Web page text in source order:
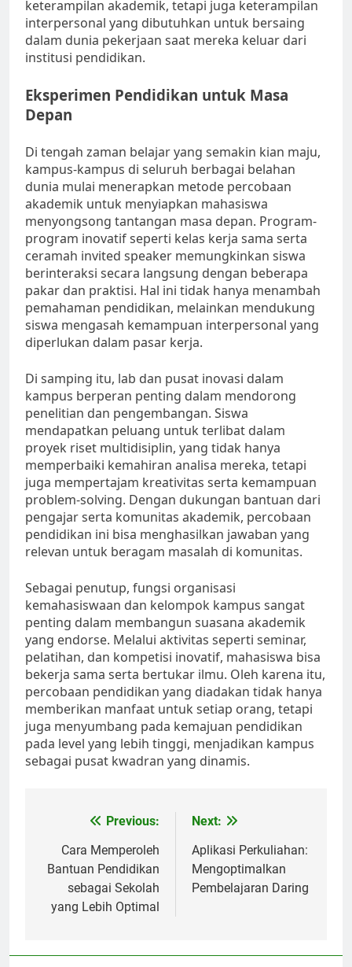
keterampilan akademik, tetapi juga keterampilan
interpersonal yang dibutuhkan untuk bersaing
dalam dunia pekerjaan saat mereka keluar dari
institusi pendidikan.
Eksperimen Pendidikan untuk Masa
Depan
Di tengah zaman belajar yang semakin kian maju,
kampus-kampus di seluruh berbagai belahan
dunia mulai menerapkan metode percobaan
akademik untuk menyiapkan mahasiswa
menyongsong tantangan masa depan. Program-
program inovatif seperti kelas kerja sama serta
ceramah invited speaker memungkinkan siswa
berinteraksi secara langsung dengan beberapa
pakar dan praktisi. Hal ini tidak hanya menambah
pemahaman pendidikan, melainkan mendukung
siswa mengasah kemampuan interpersonal yang
diperlukan dalam pasar kerja.
Di samping itu, lab dan pusat inovasi dalam
kampus berperan penting dalam mendorong
penelitian dan pengembangan. Siswa
mendapatkan peluang untuk terlibat dalam
proyek riset multidisiplin, yang tidak hanya
memperbaiki kemahiran analisa mereka, tetapi
juga mempertajam kreativitas serta kemampuan
problem-solving. Dengan dukungan bantuan dari
pengajar serta komunitas akademik, percobaan
pendidikan ini bisa menghasilkan jawaban yang
relevan untuk beragam masalah di komunitas.
Sebagai penutup, fungsi organisasi
kemahasiswaan dan kelompok kampus sangat
penting dalam membangun suasana akademik
yang endorse. Melalui aktivitas seperti seminar,
pelatihan, dan kompetisi inovatif, mahasiswa bisa
bekerja sama serta bertukar ilmu. Oleh karena itu,
percobaan pendidikan yang diadakan tidak hanya
memberikan manfaat untuk setiap orang, tetapi
juga menyumbang pada kemajuan pendidikan
pada level yang lebih tinggi, menjadikan kampus
sebagai pusat kwadran yang dinamis.
navigation
Previous:
Cara Memperoleh
Bantuan Pendidikan
sebagai Sekolah
yang Lebih Optimal
Next:
Aplikasi Perkuliahan:
Mengoptimalkan
Pembelajaran Daring